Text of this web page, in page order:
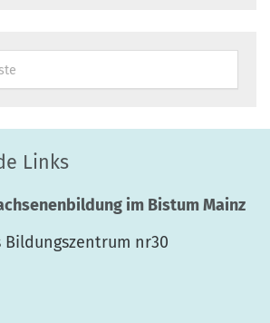
Links
im Bistum Mainz
nr30